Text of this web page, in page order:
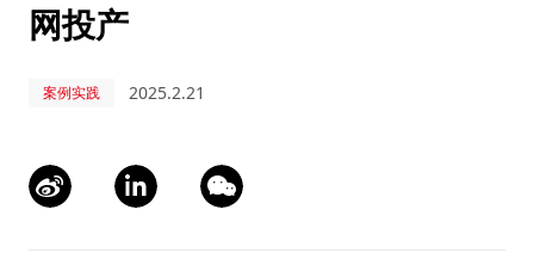
网投产
案例实践 2025.2.21